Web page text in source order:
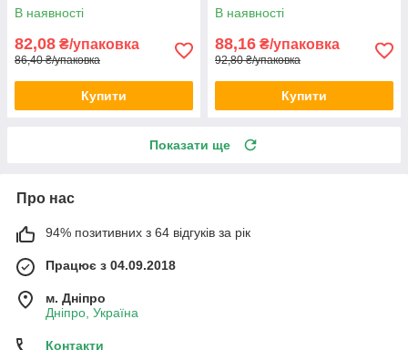
В наявності
82,08 ₴/упаковка
86,40 ₴/упаковка
Купити
В наявності
88,16 ₴/упаковка
92,80 ₴/упаковка
Купити
Показати ще
Про нас
94% позитивних з 64 відгуків за рік
Працює з 04.09.2018
м. Дніпро
Дніпро, Україна
Контакти